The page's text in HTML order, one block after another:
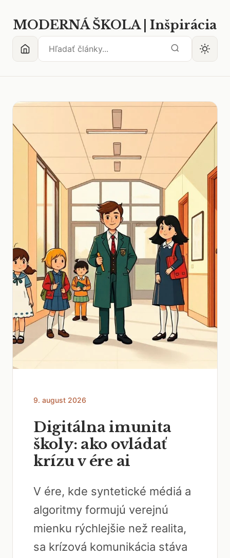
MODERNÁ ŠKOLA | Inšpirácia
9. august 2026
Digitálna imunita
školy: ako ovládať
krízu v ére ai
V ére, kde syntetické médiá a
algoritmy formujú verejnú
mienku rýchlejšie než realita,
sa krízová komunikácia stáva